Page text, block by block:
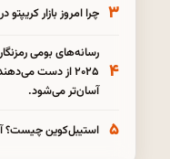
۳ چرا امروز بازار کریپتو
۴
۲۰۲۵ از دست
آسان‌تر می‌شود.
۵ استیبل‌کوین چیست؟